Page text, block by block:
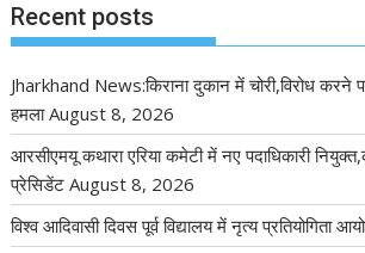
Recent posts
Jharkhand News:किराना दुकान में चोरी,विरोध करने
हमला August 8, 2026
आरसीएमयू कथारा एरिया कमेटी में नए पदाधिकारी
प्रेसिडेंट August 8, 2026
विश्व आदिवासी दिवस पूर्व विद्यालय में नृत्य प्रतियोगिता